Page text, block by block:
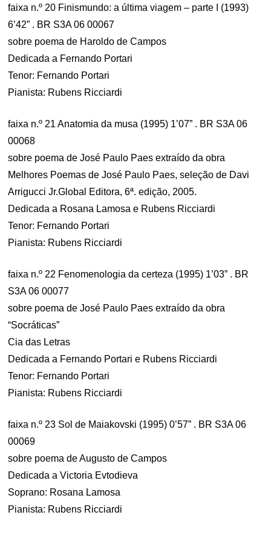
faixa n.º 20 Finismundo: a última viagem – parte I (1993)
6’42” . BR S3A 06 00067
sobre poema de Haroldo de Campos
Dedicada a Fernando Portari
Tenor: Fernando Portari
Pianista: Rubens Ricciardi
faixa n.º 21 Anatomia da musa (1995) 1’07” . BR S3A 06
00068
sobre poema de José Paulo Paes extraído da obra
Melhores Poemas de José Paulo Paes, seleção de Davi
Arrigucci Jr.Global Editora, 6ª. edição, 2005.
Dedicada a Rosana Lamosa e Rubens Ricciardi
Tenor: Fernando Portari
Pianista: Rubens Ricciardi
faixa n.º 22 Fenomenologia da certeza (1995) 1’03” . BR
S3A 06 00077
sobre poema de José Paulo Paes extraído da obra
“Socráticas”
Cia das Letras
Dedicada a Fernando Portari e Rubens Ricciardi
Tenor: Fernando Portari
Pianista: Rubens Ricciardi
faixa n.º 23 Sol de Maiakovski (1995) 0’57” . BR S3A 06
00069
sobre poema de Augusto de Campos
Dedicada a Victoria Evtodieva
Soprano: Rosana Lamosa
Pianista: Rubens Ricciardi